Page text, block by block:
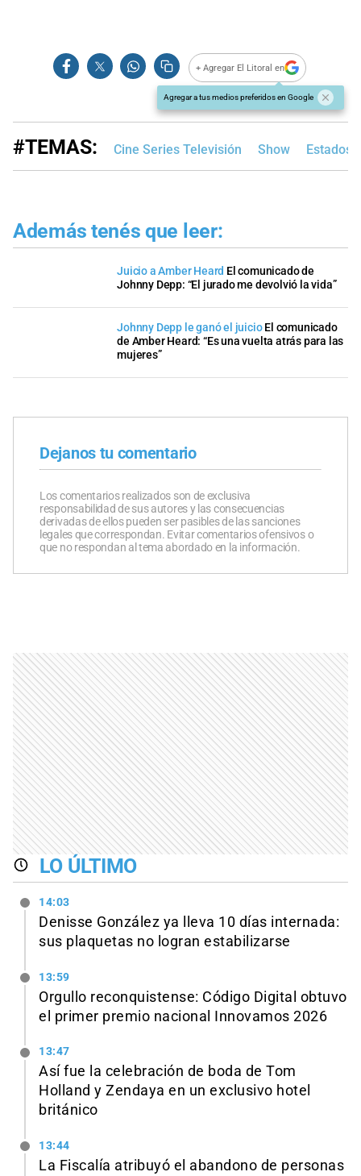
+ Agregar El Litoral en
Agregar a tus medios preferidos en Google
#TEMAS: Cine Series Televisión Show Estados
Además tenés que leer:
Juicio a Amber Heard El comunicado de
Johnny Depp: “El jurado me devolvió la vida”
Johnny Depp le ganó el juicio El comunicado
de Amber Heard: “Es una vuelta atrás para las
mujeres”
Dejanos tu comentario
Los comentarios realizados son de exclusiva
responsabilidad de sus autores y las consecuencias
derivadas de ellos pueden ser pasibles de las sanciones
legales que correspondan. Evitar comentarios ofensivos o
que no respondan al tema abordado en la información.
LO ÚLTIMO
14:03
Denisse González ya lleva 10 días internada:
sus plaquetas no logran estabilizarse
13:59
Orgullo reconquistense: Código Digital obtuvo
el primer premio nacional Innovamos 2026
13:47
Así fue la celebración de boda de Tom
Holland y Zendaya en un exclusivo hotel
británico
13:44
La Fiscalía atribuyó el abandono de personas